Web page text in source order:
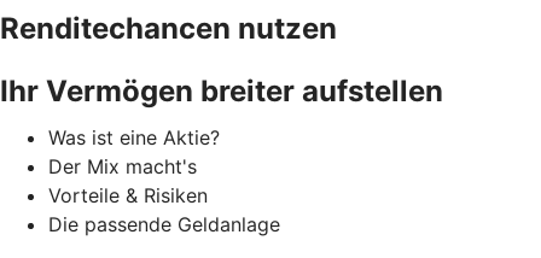
Renditechancen nutzen
Ihr Vermögen breiter aufstellen
Was ist eine Aktie?
Der Mix macht's
Vorteile & Risiken
Die passende Geldanlage